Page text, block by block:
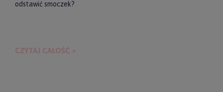
odstawić smoczek?
CZYTAJ CAŁOŚĆ »